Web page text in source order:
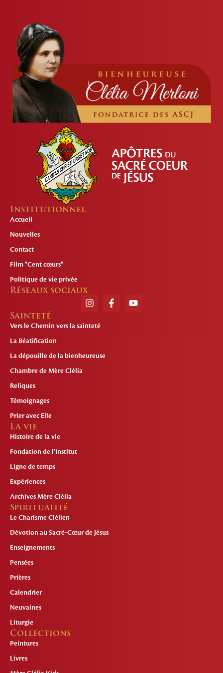
Institutionnel
Accueil
Nouvelles
Contact
Film "Cent cœurs"
Politique de vie privée
Réseaux sociaux
Sainteté
Vers le Chemin vers la sainteté
La Béatification
La dépouille de la bienheureuse
Chambre de Mère Clélia
Reliques
Témoignages
Prier avec Elle
La vie
Histoire de la vie
Fondation de l'Institut
Ligne de temps
Expériences
Archives Mère Clélia
Spiritualité
Le Charisme Clélien
Dévotion au Sacré-Cœur de Jésus
Enseignements
Pensées
Prières
Calendrier
Neuvaines
Liturgie
Collections
Peintures
Livres